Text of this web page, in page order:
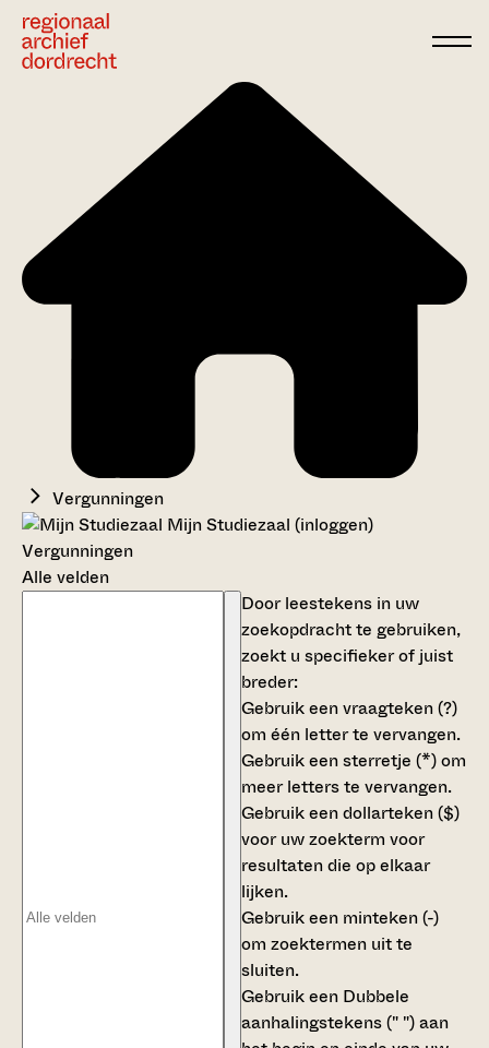
Vergunningen
Mijn Studiezaal (inloggen)
Vergunningen
Alle velden
Door leestekens in uw
zoekopdracht te gebruiken,
zoekt u specifieker of juist
breder:
Gebruik eenvraagteken (?)
om één letter te vervangen.
Gebruik eensterretje (*)om
meer letters te vervangen.
Gebruik eendollarteken ($)
voor uw zoekterm voor
resultaten die op elkaar
lijken.
Gebruik een minteken (-)
om zoektermen uit te
sluiten.
Gebruik een Dubbele
aanhalingstekens (" ")aan